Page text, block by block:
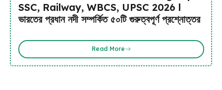
SSC, Railway, WBCS, UPSC 2026 l
ভারতের প্রধান নদী সম্পর্কিত ৫০টি গুরুত্বপূর্ণ প্রশ্নোত্তর
Read More